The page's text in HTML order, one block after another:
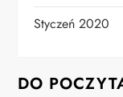
Styczeń 2020
DO